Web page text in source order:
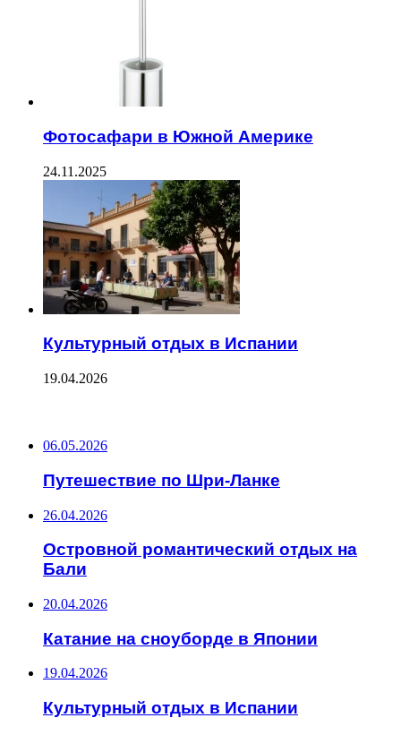
Фотосафари в Южной Америке
24.11.2025
Культурный отдых в Испании
19.04.2026
06.05.2026
Путешествие по Шри-Ланке
26.04.2026
Островной романтический отдых на
Бали
20.04.2026
Катание на сноуборде в Японии
19.04.2026
Культурный отдых в Испании